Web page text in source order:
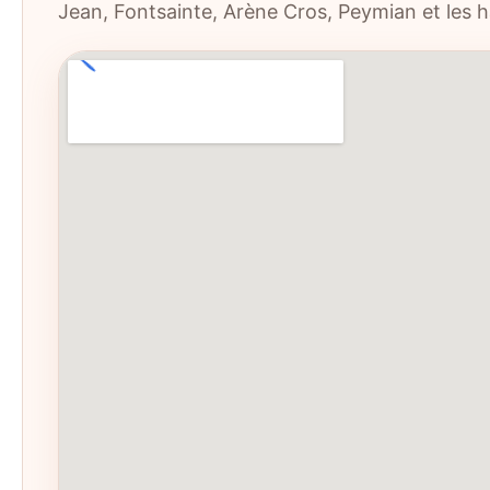
Jean, Fontsainte, Arène Cros, Peymian et les